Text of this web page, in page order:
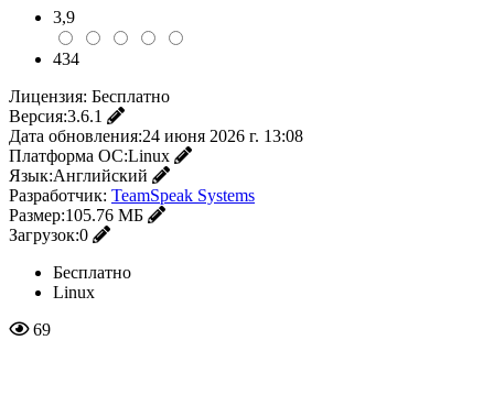
3,9
434
Лицензия: Бесплатно
Версия:3.6.1
Дата обновления:24 июня 2026 г. 13:08
Платформа ОС:Linux
Язык:Английский
Разработчик: TeamSpeak Systems
Размер:105.76 МБ
Загрузок:0
Бесплатно
Linux
69